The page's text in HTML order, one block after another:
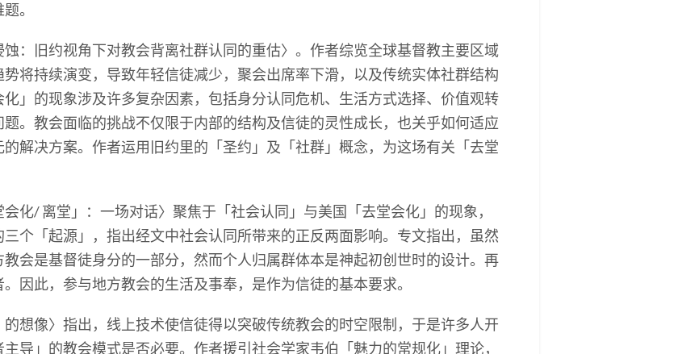
。
：旧约视角下对教会背离社群认同的重估〉。作者综览全球基督教主要区域
将持续演变，导致年轻信徒减少，聚会出席率下滑，以及传统实体社群结构
」的现象涉及许多复杂因素，包括身分认同危机、生活方式选择、价值观转
。教会面临的挑战不仅限于内部的结构及信徒的灵性成长，也关乎如何适应
解决方案。作者运用旧约里的「圣约」及「社群」概念，为这场有关「去堂
化/ 离堂」：一场对话〉聚焦于「社会认同」与美国「去堂会化」的现象，
个「起源」，指出经文中社会认同所带来的正反两面影响。专文指出，虽然
会是基督徒身分的一部分，然而个人归属群体本是神起初创世时的设计。再
因此，参与地方教会的生活及事奉，是作为信徒的基本要求。
想像〉指出，线上技术使信徒得以突破传统教会的时空限制，于是许多人开
导」的教会模式是否必要。作者援引社会学家韦伯「魅力的常规化」理论，